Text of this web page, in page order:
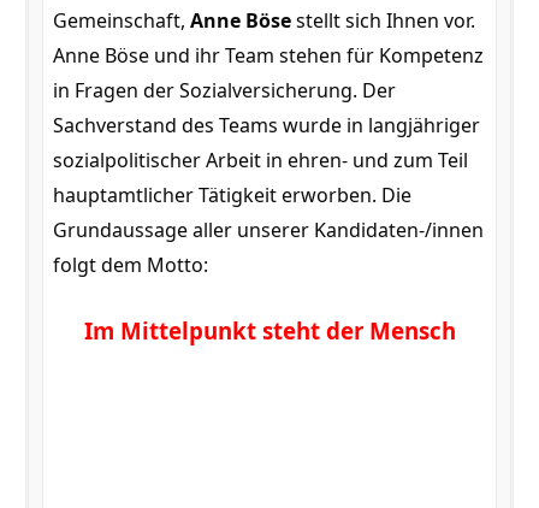
Gemeinschaft, Anne Bösestellt sich Ihnen vor.
Anne Böse und ihr Team stehen für Kompetenz
in Fragen der Sozialversicherung. Der
Sachverstand des Teams wurde in langjähriger
sozialpolitischer Arbeit in ehren- und zum Teil
hauptamtlicher Tätigkeit erworben. Die
Grundaussage aller unserer Kandidaten-/innen
folgt dem Motto:
Im Mittelpunkt steht der Mensch